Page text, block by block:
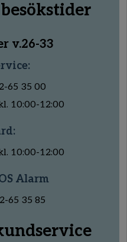
v.26-33
65 35 00
10:00-12:00
10:00-12:00
Alarm
65 35 85